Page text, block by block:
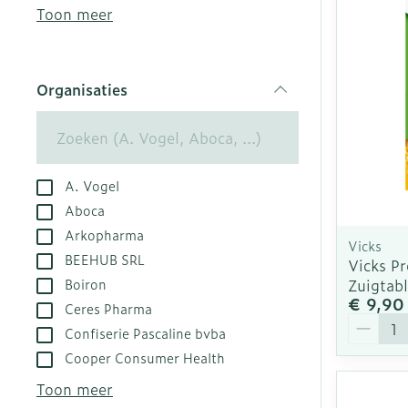
Eksteroog -
Deodorant
Aerosol
Spuiten
Oplossing
Naalden
Naalden voor
- pennaalden
Creme, gel en
Spieren en
Infecties
Luizen
Diagnostica
Toon meer
Organisaties
filter
A. Vogel
Aboca
Arkopharma
BEEHUB SRL
Boiron
Ceres Pharma
Confiserie Pascaline bvba
Cooper Consumer Health
Toon meer
Vicks
Vicks
€ 9,90
Aantal